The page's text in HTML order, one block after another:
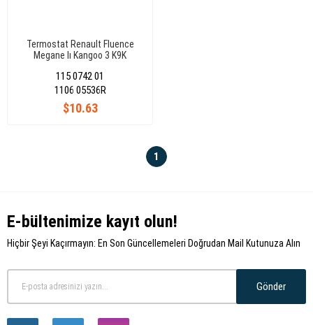
Termostat Renault Fluence
Megane Iı Kangoo 3 K9K
115 0742 01
$10.63
1106 05536R
1
E-bültenimize kayıt olun!
Hiçbir Şeyi Kaçırmayın: En Son Güncellemeleri Doğrudan Mail Kutunuza Alın
Gönder